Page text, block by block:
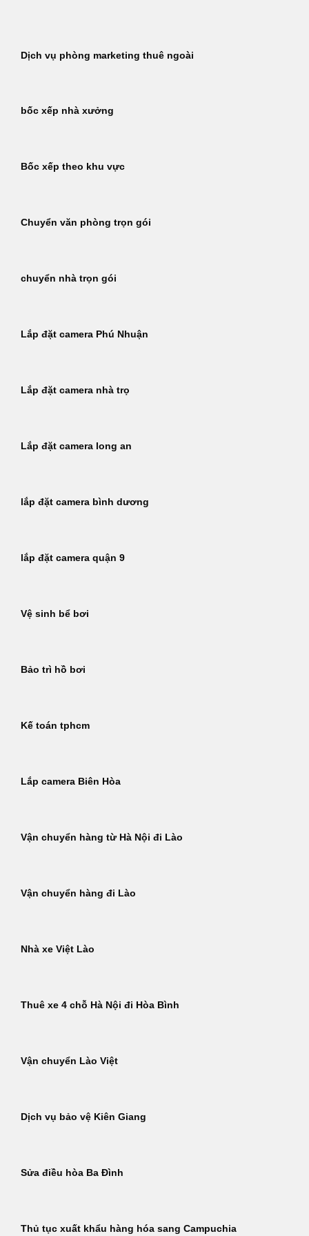
dungDịch vụ phòng marketing thuê ngoài
bốc xếp nhà xưởng
Bốc xếp theo khu vực
Chuyển văn phòng trọn gói
chuyển nhà trọn gói
Lắp đặt camera Phú Nhuận
Lắp đặt camera nhà trọ
Lắp đặt camera long an
lắp đặt camera bình dương
lắp đặt camera quận 9
Vệ sinh bể bơi
Bảo trì hồ bơi
Kế toán tphcm
Lắp camera Biên Hòa
Vận chuyển hàng từ Hà Nội đi Lào
Vận chuyển hàng đi Lào
Nhà xe Việt Lào
Thuê xe 4 chỗ Hà Nội đi Hòa Bình
Vận chuyển Lào Việt
Dịch vụ bảo vệ Kiên Giang
Sửa điều hòa Ba Đình
Thủ tục xuất khẩu hàng hóa sang Campuchia